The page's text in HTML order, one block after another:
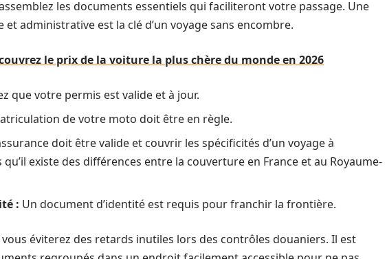
les documents essentiels qui faciliteront votre passage. Une
administrative est la clé d’un voyage sans encombre.
le prix de la voiture la plus chère du monde en 2026
que votre permis est valide et à jour.
de votre moto doit être en règle.
doit être valide et couvrir les spécificités d’un voyage à
qu’il existe des différences entre la couverture en France et au Royaume-
: Un document d’identité est requis pour franchir la frontière.
éviterez des retards inutiles lors des contrôles douaniers. Il est